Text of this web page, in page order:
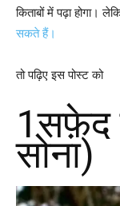
किताबों में पढ़ा होगा।
सकते हैं।
तो पढ़िए इस पोस्ट को
1सफ़ेद
सोना)